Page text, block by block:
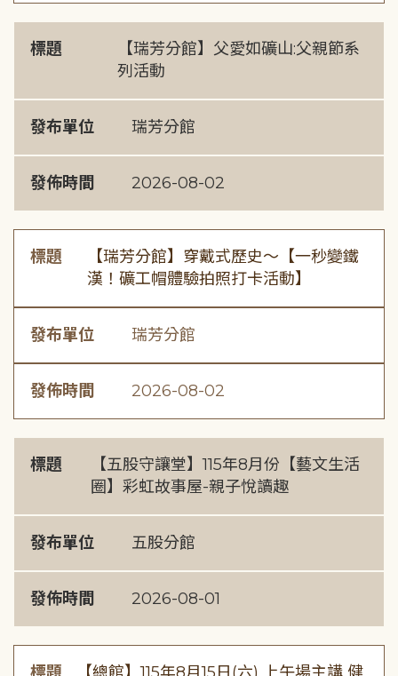
標題
【瑞芳分館】父愛如礦山:父親節系
列活動
發布單位 瑞芳分館
發佈時間 2026-08-02
標題
【瑞芳分館】穿戴式歷史〜【一秒變鐵
漢！礦工帽體驗拍照打卡活動】
發布單位 瑞芳分館
發佈時間 2026-08-02
標題
【五股守讓堂】115年8月份【藝文生活
圈】彩虹故事屋-親子悅讀趣
發布單位 五股分館
發佈時間 2026-08-01